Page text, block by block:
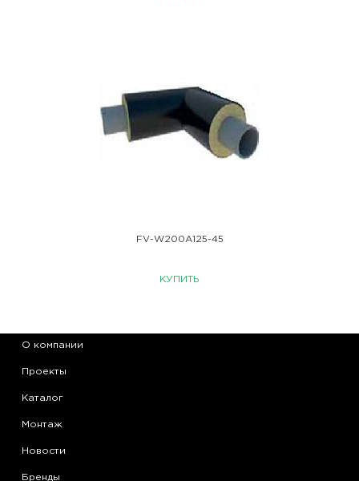
FV-W200A125-45
КУПИТЬ
О компании
Проекты
Каталог
Монтаж
Новости
Бренды